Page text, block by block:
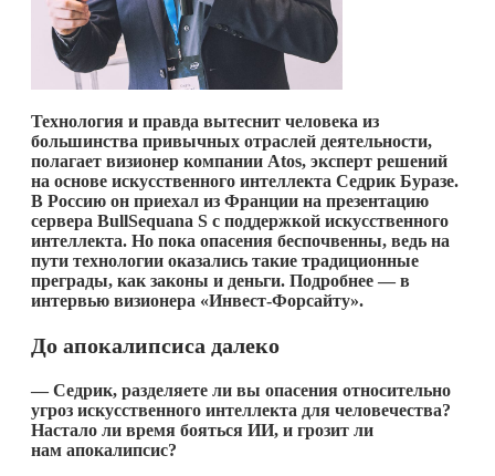
Технология и правда вытеснит человека из
большинства привычных отраслей деятельности,
полагает визионер компании Atos, эксперт решений
на основе искусственного интеллекта Седрик Буразе.
В Россию он приехал из Франции на презентацию
сервера BullSequana S с поддержкой искусственного
интеллекта. Но пока опасения беспочвенны, ведь на
пути технологии оказались такие традиционные
преграды, как законы и деньги. Подробнее — в
интервью визионера «Инвест-Форсайту».
До апокалипсиса далеко
— Седрик, разделяете ли вы опасения относительно
угроз искусственного интеллекта для человечества?
Настало ли время бояться ИИ, и грозит ли
нам апокалипсис?